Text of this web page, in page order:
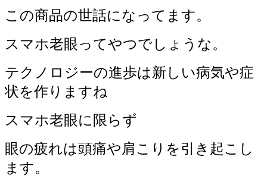
この商品の世話になってます。
スマホ老眼ってやつでしょうな。
テクノロジーの進歩は新しい病気や症
状を作りますね
スマホ老眼に限らず
眼の疲れは頭痛や肩こりを引き起こし
ます。